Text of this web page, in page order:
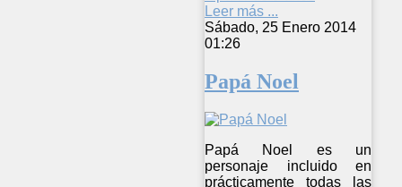
Leer más ...
Sábado, 25 Enero 2014
01:26
Papá Noel
Papá Noel es un
personaje incluido en
prácticamente todas las